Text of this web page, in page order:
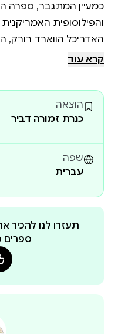
כמעיין המתגבר, ספרה
והפילוסופית
האדריכל הווארד רורק,
ומסרב להתפשר על
עזה אבל נישאה לאויבו
של גאון יוצר, שאינו
האחרים. כמעיין
החברה המגבילה את
קרא עוד
הוצאה
כנרת זמורה דביר
שפה
עברית
תעזרו לנו להכיר
ספרים